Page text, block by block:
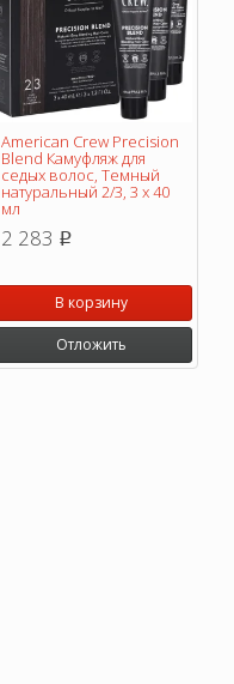
American Crew Precision
Blend Камуфляж для
седых волос, Темный
натуральный 2/3, 3 х 40
мл
2 283 p
В корзину
Отложить